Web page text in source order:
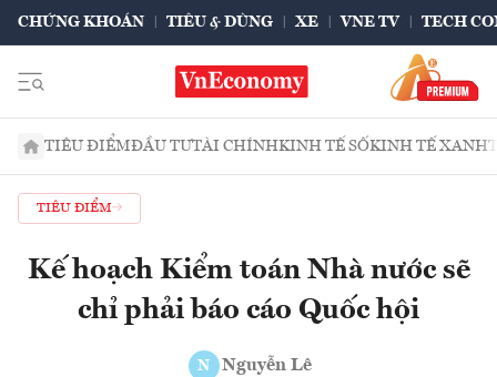
CHỨNG KHOÁN TIÊU & DÙNG XE VNE TV TECH
TIÊU ĐIỂMĐẦU TƯTÀI CHÍNHKINH TẾ SỐKINH TẾ XANH
TIÊU ĐIỂM
Kế hoạch Kiểm toán Nhà nước sẽ
chỉ phải báo cáo Quốc hội
N Nguyễn Lê